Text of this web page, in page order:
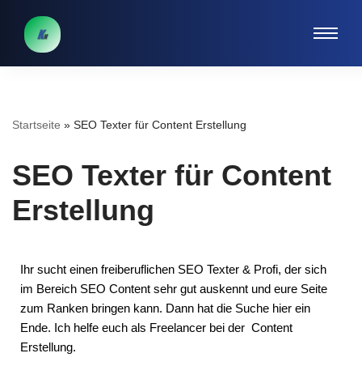
Zum
Startseite » SEO Texter für Content Erstellung
SEO Texter für Content
Erstellung
Ihr sucht einen freiberuflichen SEO Texter & Profi, der sich
im Bereich SEO Content sehr gut auskennt und eure Seite
zum Ranken bringen kann. Dann hat die Suche hier ein
Ende. Ich helfe euch als Freelancer bei der Content
Erstellung.